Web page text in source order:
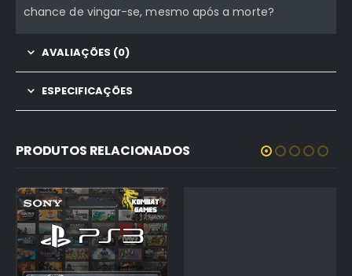
chance de vingar-se, mesmo após a morte?
AVALIAÇÕES (0)
ESPECIFICAÇÕES
PRODUTOS RELACIONADOS